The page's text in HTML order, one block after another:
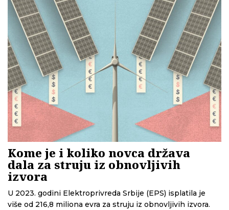
Kome je i koliko novca država
dala za struju iz obnovljivih
izvora
U 2023. godini Elektroprivreda Srbije (EPS) isplatila je
više od 216,8 miliona evra za struju iz obnovljivih izvora.